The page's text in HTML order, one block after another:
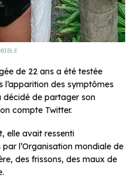
de 22 ans a été testée
l’apparition des symptômes
décidé de partager son
compte Twitter.
elle avait ressenti
l’Organisation mondiale de
des frissons, des maux de